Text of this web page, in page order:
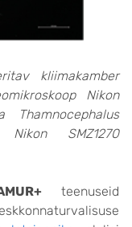
kliimakamber
Nikon
SMZ1270
teenuseid